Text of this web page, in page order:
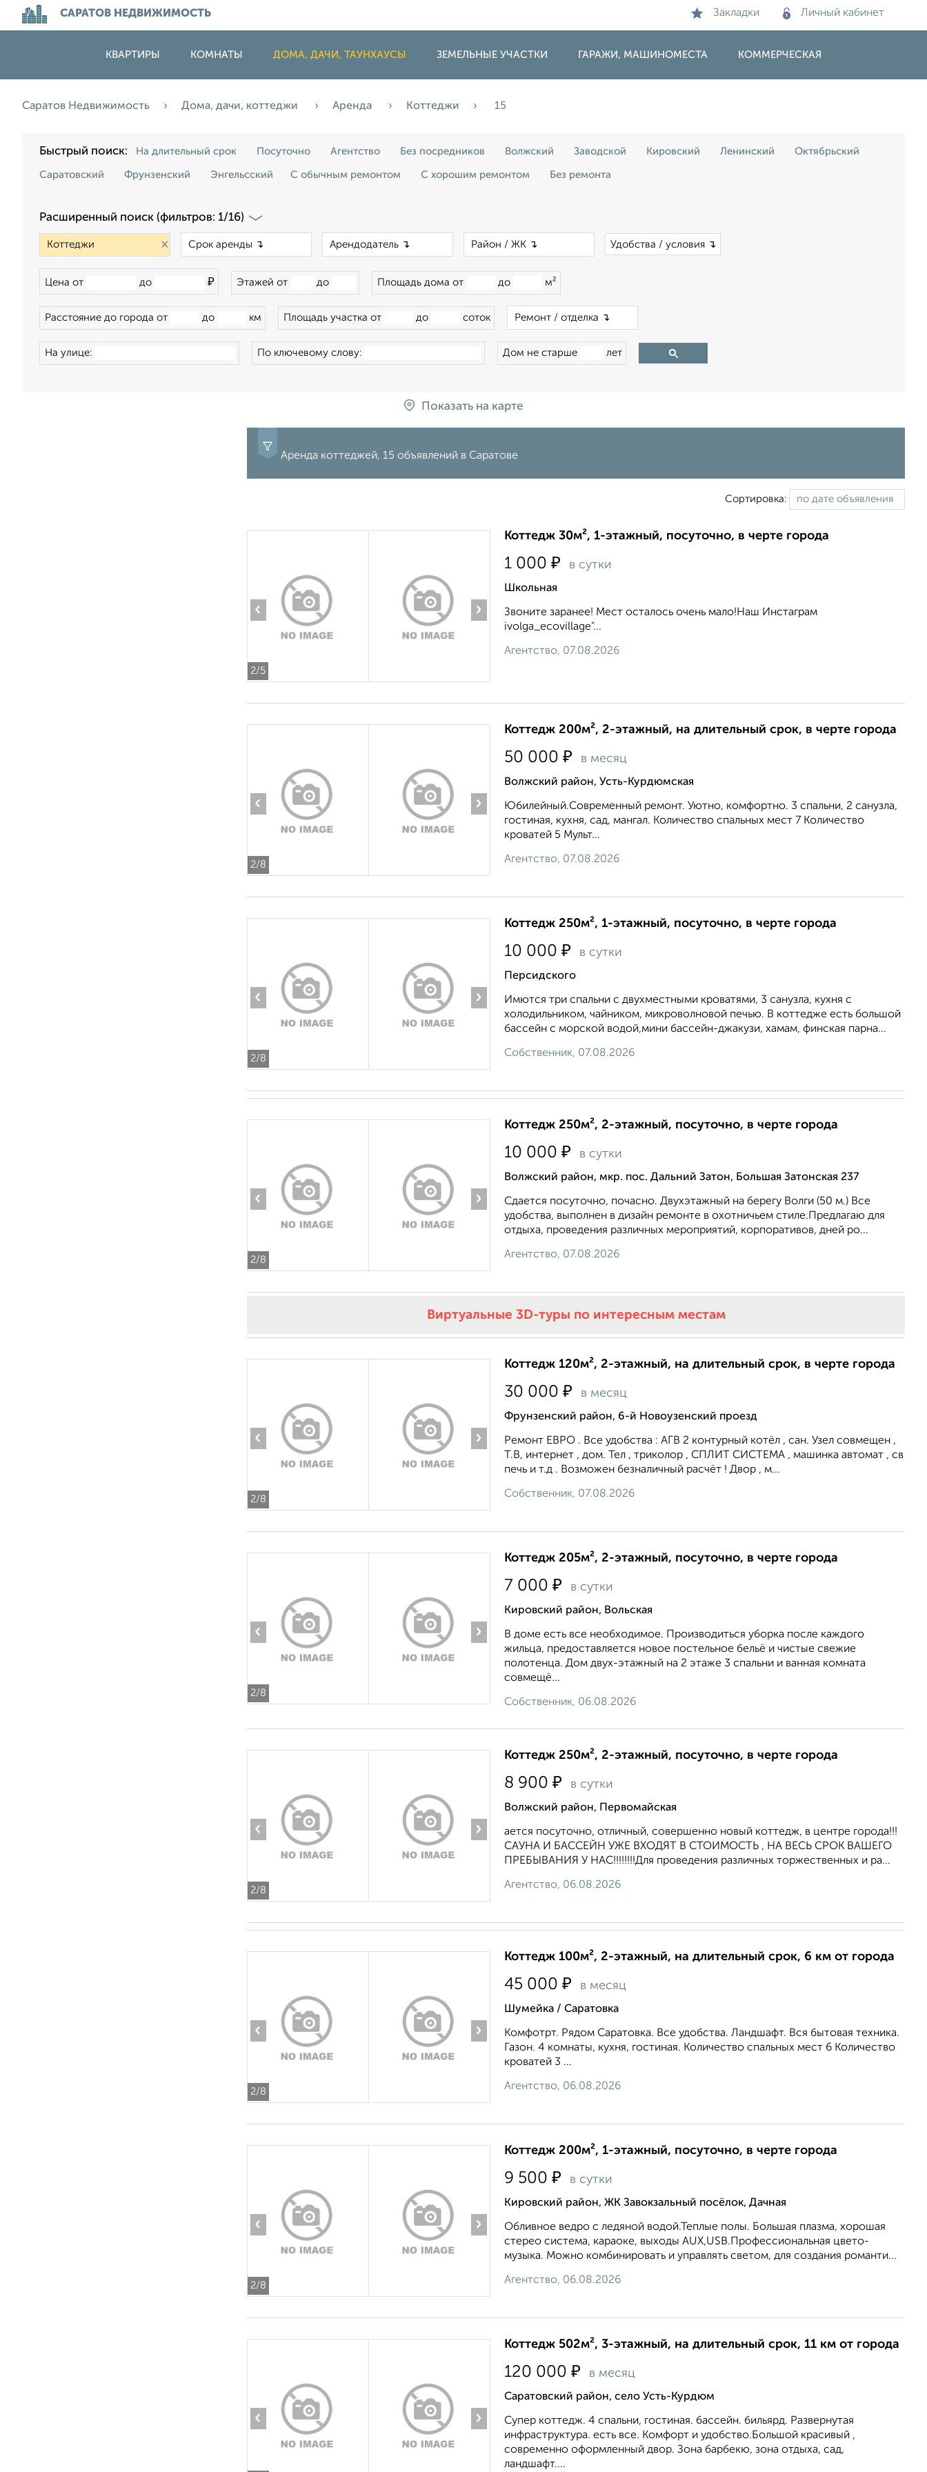
САРАТОВ НЕДВИЖИМОСТЬ Закладки Личный кабинет
КВАРТИРЫ КОМНАТЫ ДОМА, ДАЧИ, ТАУНХАУСЫ ЗЕМЕЛЬНЫЕ УЧАСТКИ ГАРАЖИ, МАШИНОМЕСТА КОММЕРЧЕСКАЯ
Саратов Недвижимость Дома, дачи, коттеджи Аренда Коттеджи 15
Быстрый поиск: На длительный срок Посуточно Агентство Без посредников Волжский Заводской Кировский Ленинский Октябрьский
Саратовский Фрунзенский Энгельсский С обычным ремонтом С хорошим ремонтом Без ремонта
Расширенный поиск (фильтров: 1/16)
× Удобства / условия ↴
Цена от до ₽ Этажей от до Площадь дома от до м²
Расстояние до города от до км Площадь участка от до соток
На улице: По ключевому слову: Дом не старше лет
Показать на карте
Аренда коттеджей, 15 объявлений в Саратове
Сортировка:
2/5
‹ ›
Коттедж 30м², 1-этажный, посуточно, в черте города
1 000 ₽ в сутки
Школьная
Звоните заранее! Мест осталось очень мало!Наш Инстаграм
ivolga_ecovillage"...
Агентство, 07.08.2026
2/8
‹ ›
Коттедж 200м², 2-этажный, на длительный срок, в черте города
50 000 ₽ в месяц
Волжский район, Усть-Курдюмская
Юбилейный.Современный ремонт. Уютно, комфортно. 3 спальни, 2 санузла,
гостиная, кухня, сад, мангал. Количество спальных мест 7 Количество
кроватей 5 Мульт...
Агентство, 07.08.2026
2/8
‹ ›
Коттедж 250м², 1-этажный, посуточно, в черте города
10 000 ₽ в сутки
Персидского
Имются три спальни с двухместными кроватями, 3 санузла, кухня с
холодильником, чайником, микроволновой печью. В коттедже есть большой
бассейн с морской водой,мини бассейн-джакузи, хамам, финская парна...
Собственник, 07.08.2026
2/8
‹ ›
Коттедж 250м², 2-этажный, посуточно, в черте города
10 000 ₽ в сутки
Волжский район, мкр. пос. Дальний Затон, Большая Затонская 237
Сдается посуточно, почасно. Двухэтажный на берегу Волги (50 м.) Все
удобства, выполнен в дизайн ремонте в охотничьем стиле.Предлагаю для
отдыха, проведения различных мероприятий, корпоративов, дней ро...
Агентство, 07.08.2026
Виртуальные 3D-туры по интересным местам
2/8
‹ ›
Коттедж 120м², 2-этажный, на длительный срок, в черте города
30 000 ₽ в месяц
Фрунзенский район, 6-й Новоузенский проезд
Ремонт ЕВРО . Все удобства : АГВ 2 контурный котёл , сан. Узел совмещен ,
Т.В, интернет , дом. Тел , триколор , СПЛИТ СИСТЕМА , машинка автомат , св
печь и т.д . Возможен безналичный расчёт ! Двор , м...
Собственник, 07.08.2026
2/8
‹ ›
Коттедж 205м², 2-этажный, посуточно, в черте города
7 000 ₽ в сутки
Кировский район, Вольская
В доме есть все необходимое. Производиться уборка после каждого
жильца, предоставляется новое постельное бельё и чистые свежие
полотенца. Дом двух-этажный на 2 этаже 3 спальни и ванная комната
совмещё...
Собственник, 06.08.2026
2/8
‹ ›
Коттедж 250м², 2-этажный, посуточно, в черте города
8 900 ₽ в сутки
Волжский район, Первомайская
ается посуточно, отличный, совершенно новый коттедж, в центре города!!!
САУНА И БАССЕЙН УЖЕ ВХОДЯТ В СТОИМОСТЬ , НА ВЕСЬ СРОК ВАШЕГО
ПРЕБЫВАНИЯ У НАС!!!!!!!!Для проведения различных торжественных и ра...
Агентство, 06.08.2026
2/8
‹ ›
Коттедж 100м², 2-этажный, на длительный срок, 6 км от города
45 000 ₽ в месяц
Шумейка / Саратовка
Комфотрт. Рядом Саратовка. Все удобства. Ландшафт. Вся бытовая техника.
Газон. 4 комнаты, кухня, гостиная. Количество спальных мест 6 Количество
кроватей 3 ...
Агентство, 06.08.2026
2/8
‹ ›
Коттедж 200м², 1-этажный, посуточно, в черте города
9 500 ₽ в сутки
Кировский район, ЖК Завокзальный посёлок, Дачная
Обливное ведро с ледяной водой.Теплые полы. Большая плазма, хорошая
стерео система, караоке, выходы AUX,USB.Профессиональная цвето-
музыка. Можно комбинировать и управлять светом, для создания романти...
Агентство, 06.08.2026
‹ ›
Коттедж 502м², 3-этажный, на длительный срок, 11 км от города
120 000 ₽ в месяц
Саратовский район, село Усть-Курдюм
Супер коттедж. 4 спальни, гостиная. бассейн. бильярд. Развернутая
инфраструктура. есть все. Комфорт и удобство.Большой красивый ,
современно оформленный двор. Зона барбекю, зона отдыха, сад,
ландшафт....